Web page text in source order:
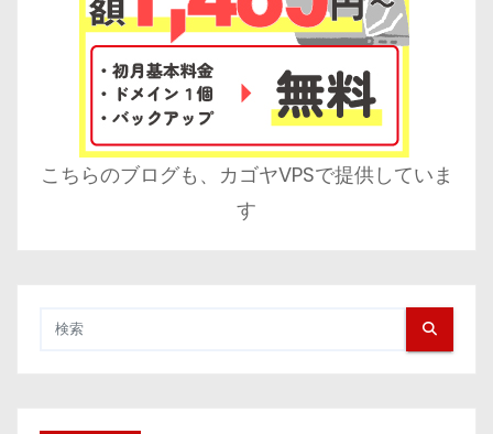
こちらのブログも、カゴヤVPSで提供していま
す